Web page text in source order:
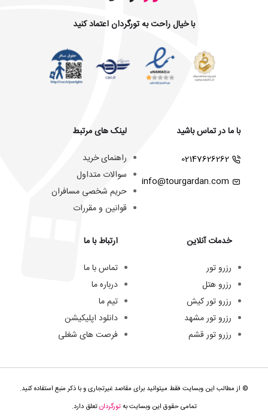
با خیال راحت به تورگردان اعتماد کنید
با ما در تماس باشید
02147626262
info@tourgardan.com
خدمات آنلاین
رزرو تور
رزرو هتل
رزرو تور کیش
رزرو تور مشهد
رزرو تور قشم
لینک های مرتبط
راهنمای خرید
سوالات متداول
حریم شخصی مسافران
قوانین و مقررات
ارتباط با ما
تماس با ما
درباره ما
تیم ما
دانلود اپلیکیشن
فرصت های شغلی
© از مطالب این وبسایت فقط میتوانید برای مقاصد غیرتجاری و با ذکر منبع استفاده کنید.
تمامی حقوق این وبسایت بهتورگردانتعلق دارد.